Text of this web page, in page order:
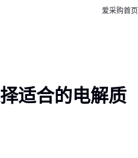
爱采购首页
适合的电解质